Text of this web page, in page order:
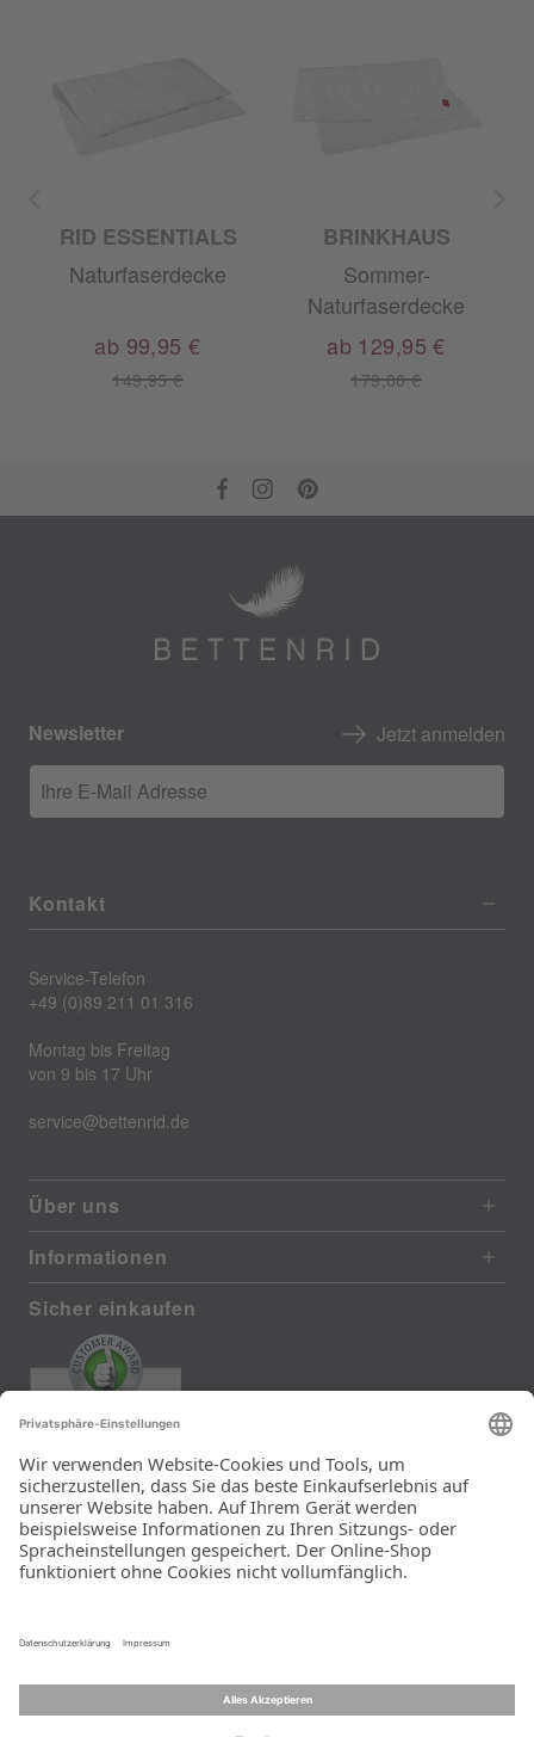
RID ESSENTIALS
Naturfaserdecke
149,95 €
ab 99,95 €
BRINKHAUS
Sommer-
Naturfaserdecke
179,00 €
ab 129,95 €
Newsletter Jetzt anmelden
Ihre E-Mail Adresse
Kontakt
Service-Telefon
+49 (0)89 211 01 316
Montag bis Freitag
von 9 bis 17 Uhr
service@bettenrid.de
Über uns
Informationen
Sicher einkaufen
372 reviews from real customers
(last 12 months)
Total: 11290
Die Auswahl und die
Einfachheit der
Bestellung.